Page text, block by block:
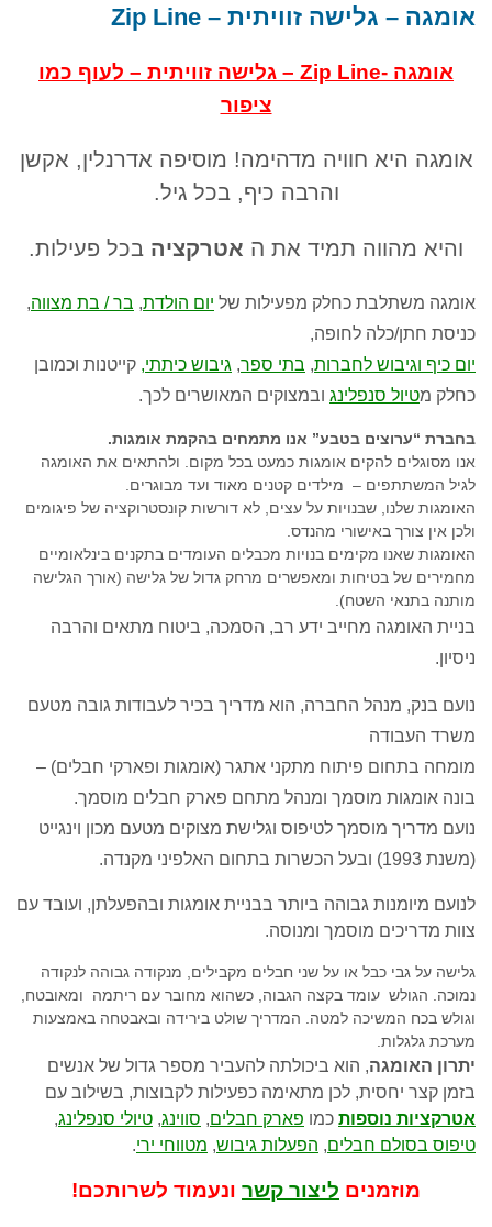
אומגה – גלישה זוויתית – Zip Line
אומגה -Zip Line – גלישה זוויתית – לעוף כמו
ציפור
אומגה היא חוויה מדהימה! מוסיפה אדרנלין, אקשן
והרבה כיף, בכל גיל.
והיא מהווה תמיד את ה אטרקציה בכל פעילות.
אומגה משתלבת כחלק מפעילות של יום הולדת, בר / בת מצווה,
כניסת חתן/כלה לחופה,
יום כיף וגיבוש לחברות, בתי ספר, גיבוש כיתתי, קייטנות וכמובן
כחלק מטיול סנפלינג ובמצוקים המאושרים לכך.
בחברת “ערוצים בטבע” אנו מתמחים בהקמת אומגות.
אנו מסוגלים להקים אומגות כמעט בכל מקום. ולהתאים את האומגה
לגיל המשתתפים – מילדים קטנים מאוד ועד מבוגרים.
האומגות שלנו, שבנויות על עצים, לא דורשות קונסטרוקציה של פיגומים
ולכן אין צורך באישורי מהנדס.
האומגות שאנו מקימים בנויות מכבלים העומדים בתקנים בינלאומיים
מחמירים של בטיחות ומאפשרים מרחק גדול של גלישה (אורך הגלישה
מותנה בתנאי השטח).
בניית האומגה מחייב ידע רב, הסמכה, ביטוח מתאים והרבה
ניסיון.
נועם בנק, מנהל החברה, הוא מדריך בכיר לעבודות גובה מטעם
משרד העבודה
מומחה בתחום פיתוח מתקני אתגר (אומגות ופארקי חבלים) –
בונה אומגות מוסמך ומנהל מתחם פארק חבלים מוסמך.
נועם מדריך מוסמך לטיפוס וגלישת מצוקים מטעם מכון וינגייט
(משנת 1993) ובעל הכשרות בתחום האלפיני מקנדה.
לנועם מיומנות גבוהה ביותר בבניית אומגות ובהפעלתן, ועובד עם
צוות מדריכים מוסמך ומנוסה.
גלישה על גבי כבל או על שני חבלים מקבילים, מנקודה גבוהה לנקודה
נמוכה. הגולש עומד בקצה הגבוה, כשהוא מחובר עם ריתמה ומאובטח,
וגולש בכח המשיכה למטה. המדריך שולט בירידה ובאבטחה באמצעות
מערכת גלגלות.
יתרון האומגה, הוא ביכולתה להעביר מספר גדול של אנשים
בזמן קצר יחסית, לכן מתאימה כפעילות לקבוצות, בשילוב עם
אטרקציות נוספות כמו פארק חבלים, סווינג, טיולי סנפלינג,
טיפוס בסולם חבלים, הפעלות גיבוש, מטווחי ירי.
מוזמנים ליצור קשר ונעמוד לשרותכם!